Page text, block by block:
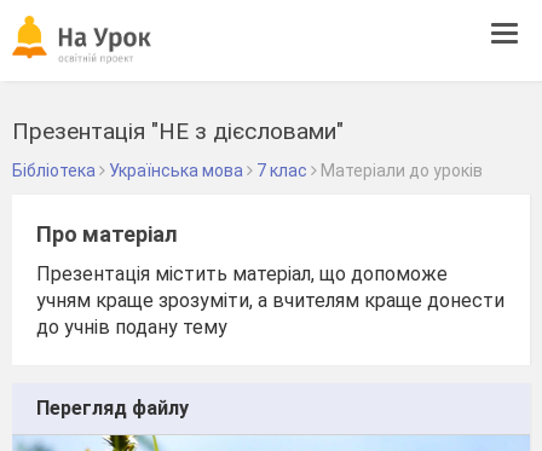
Презентація "НЕ з дієсловами"
Бібліотека Українська мова 7 клас Матеріали до уроків
Про матеріал
Презентація містить матеріал, що допоможе
учням краще зрозуміти, а вчителям краще донести
до учнів подану тему
Перегляд файлу